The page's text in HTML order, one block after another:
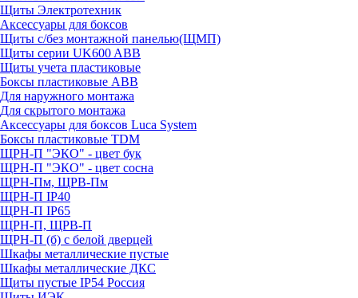
Щиты Электротехник
Аксессуары для боксов
Щиты с/без монтажной панелью(ЩМП)
Щиты серии UK600 ABB
Щиты учета пластиковые
Боксы пластиковые ABB
Для наружного монтажа
Для скрытого монтажа
Аксессуары для боксов Luca System
Боксы пластиковые TDM
ЩРН-П "ЭКО" - цвет бук
ЩРН-П "ЭКО" - цвет сосна
ЩРН-Пм, ЩРВ-Пм
ЩРН-П IP40
ЩРН-П IP65
ЩРН-П, ЩРВ-П
ЩРН-П (б) с белой дверцей
Шкафы металлические пустые
Шкафы металлические ДКС
Щиты пустые IP54 Россия